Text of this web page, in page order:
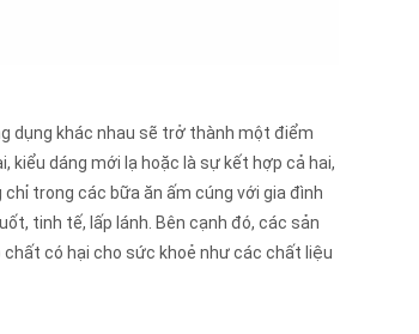
dụng khác nhau sẽ trở thành một điểm
kiểu dáng mới lạ hoặc là sự kết hợp cả hai,
trong các bữa ăn ấm cúng với gia đình
tinh tế, lấp lánh. Bên cạnh đó, các sản
có hại cho sức khoẻ như các chất liệu